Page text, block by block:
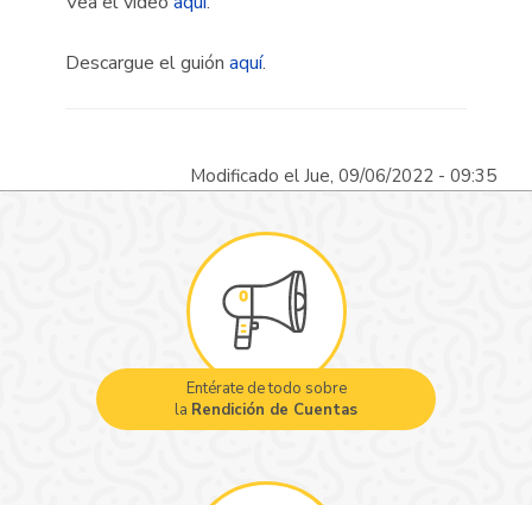
Descargue el guión aquí.
Modificado el Jue, 09/06/2022 - 09:35
Entérate de todo sobre
la Rendición de Cuentas